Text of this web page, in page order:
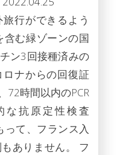
行ができるよう
含む緑ゾーンの国
ン3回接種済みの
ナからの回復証
72時間以内のPCR
な抗原定性検査
って、フランス入
ありません。 フ